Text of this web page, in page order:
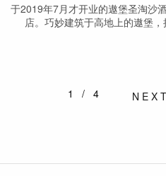
于2019年7月才开业的遨堡圣淘沙
店。巧妙建筑于高地上的遨堡，
1/4 NEXT